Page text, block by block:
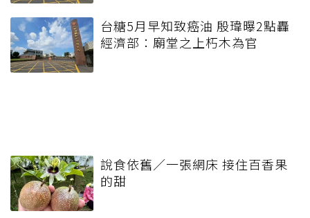
台糖5月早知致癌油 殷瑋曝2點轟
經濟部：廟堂之上朽木為官
說食依舊／一張網床 接住百香果
的甜